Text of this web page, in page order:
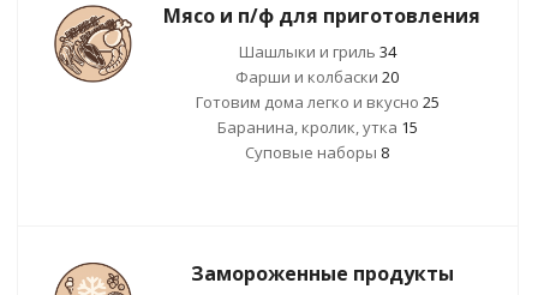
Мясо и п/ф для приготовления
Шашлыки и гриль 34
Фарши и колбаски 20
Готовим дома легко и вкусно 25
Баранина, кролик, утка 15
Суповые наборы 8
Замороженные продукты